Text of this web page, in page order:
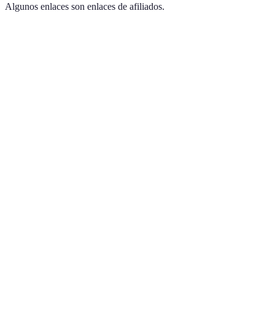
Algunos enlaces son enlaces de afiliados.